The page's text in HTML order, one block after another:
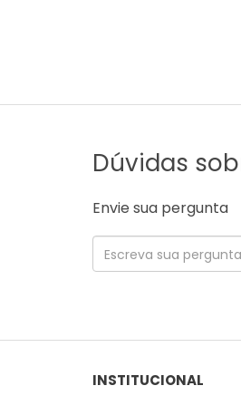
Dúvidas
Envie sua pergunta
INSTITUCIONAL